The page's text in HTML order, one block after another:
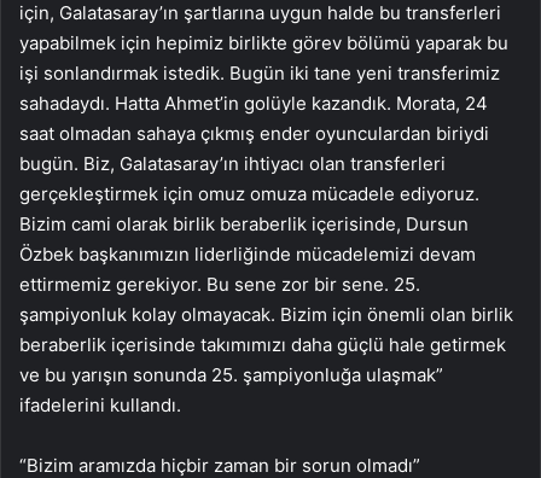
için, Galatasaray’ın şartlarına uygun halde bu transferleri
yapabilmek için hepimiz birlikte görev bölümü yaparak bu
işi sonlandırmak istedik. Bugün iki tane yeni transferimiz
sahadaydı. Hatta Ahmet’in golüyle kazandık. Morata, 24
saat olmadan sahaya çıkmış ender oyunculardan biriydi
bugün. Biz, Galatasaray’ın ihtiyacı olan transferleri
gerçekleştirmek için omuz omuza mücadele ediyoruz.
Bizim cami olarak birlik beraberlik içerisinde, Dursun
Özbek başkanımızın liderliğinde mücadelemizi devam
ettirmemiz gerekiyor. Bu sene zor bir sene. 25.
şampiyonluk kolay olmayacak. Bizim için önemli olan birlik
beraberlik içerisinde takımımızı daha güçlü hale getirmek
ve bu yarışın sonunda 25. şampiyonluğa ulaşmak”
ifadelerini kullandı.
“Bizim aramızda hiçbir zaman bir sorun olmadı”